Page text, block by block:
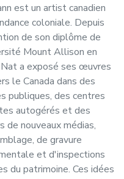
est un artist canadien
coloniale. Depuis
de son diplôme de
Mount Allison en
a exposé ses œuvres
le Canada dans des
publiques, des centres
autogérés et des
de nouveaux médias,
de gravure
et d'inspections
du patrimoine. Ces idées